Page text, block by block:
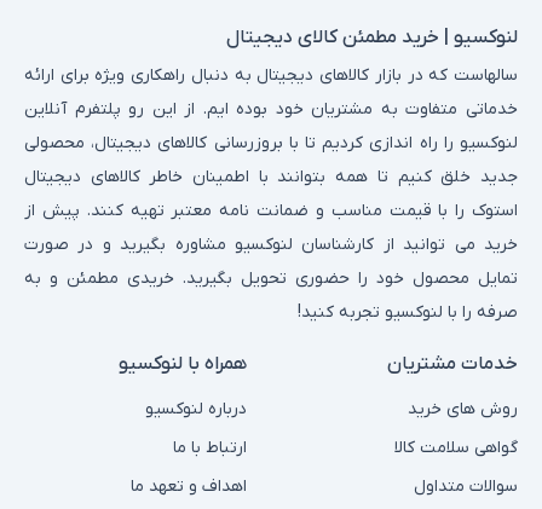
لنوکسیو | خرید مطمئن کالای دیجیتال
سالهاست که در بازار کالاهای دیجیتال به دنبال راهکاری ویژه برای ارائه
خدماتی متفاوت به مشتریان خود بوده ایم. از این رو پلتفرم آنلاین
لنوکسیو را راه اندازی کردیم تا با بروزرسانی کالاهای دیجیتال، محصولی
جدید خلق کنیم تا همه بتوانند با اطمینان خاطر کالاهای دیجیتال
استوک را با قیمت مناسب و ضمانت نامه معتبر تهیه کنند. پیش از
خرید می توانید از کارشناسان لنوکسیو مشاوره بگیرید و در صورت
تمایل محصول خود را حضوری تحویل بگیرید. خریدی مطمئن و به
صرفه را با لنوکسیو تجربه کنید!
خدمات مشتریان
روش های خرید
گواهی سلامت کالا
سوالات متداول
همراه با لنوکسیو
درباره لنوکسیو
ارتباط با ما
اهداف و تعهد ما